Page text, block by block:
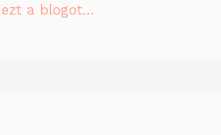
a blogot…